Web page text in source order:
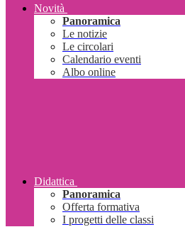
Novità
Panoramica
Le notizie
Le circolari
Calendario eventi
Albo online
Didattica
Panoramica
Offerta formativa
I progetti delle classi